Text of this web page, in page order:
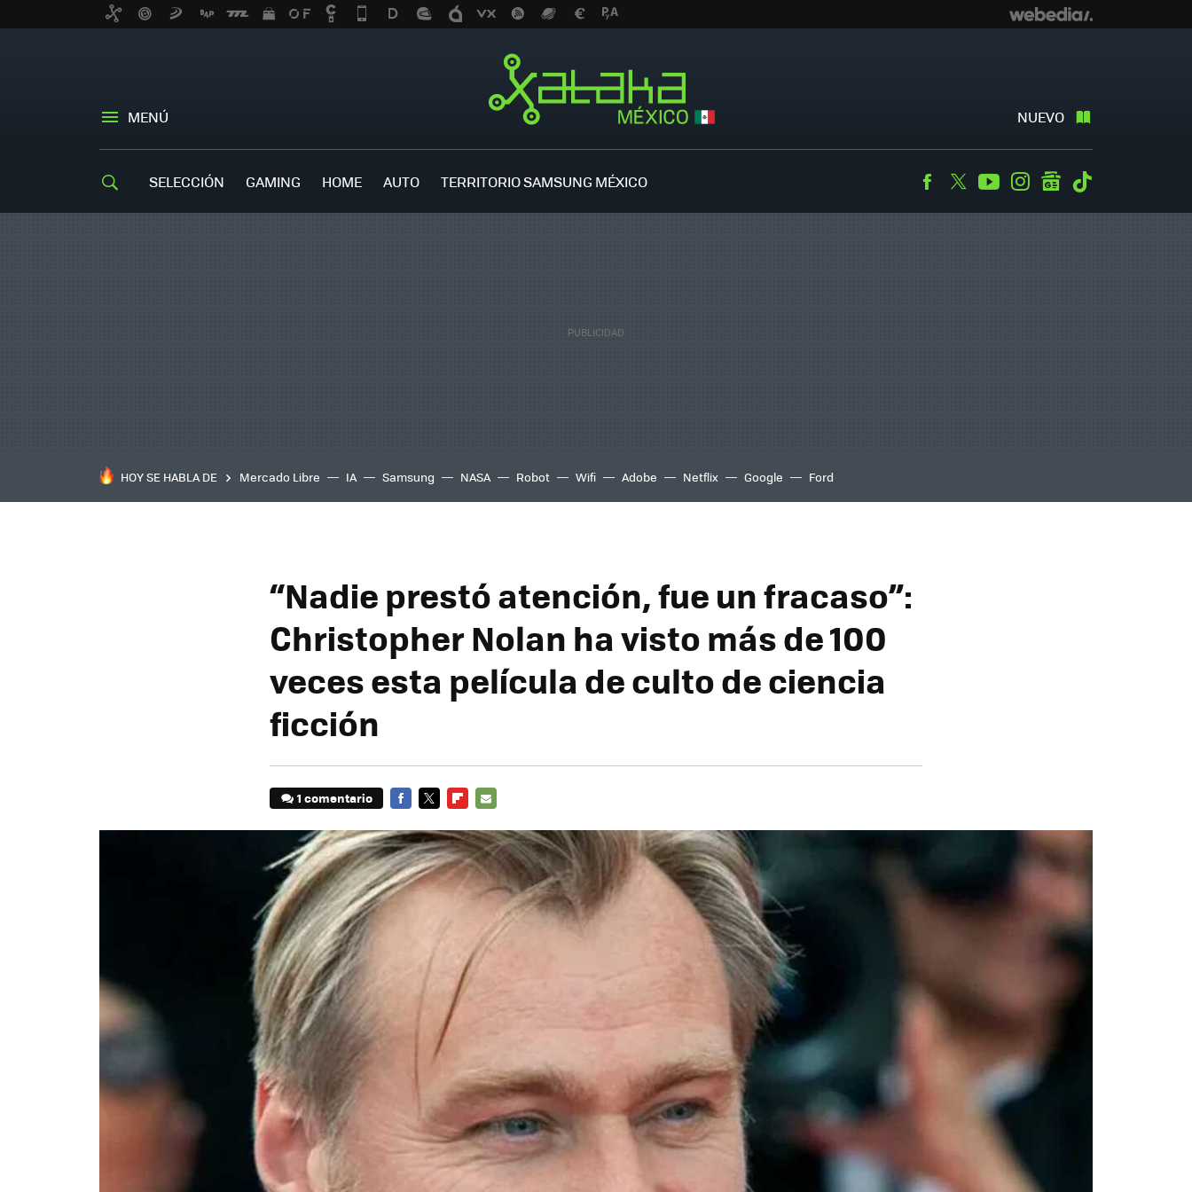
MENÚ NUEVO
SELECCIÓN GAMING HOME AUTO TERRITORIO SAMSUNG MÉXICO Facebook
TwitterYoutubeInstagramgooglenews
HOY SE HABLA DE Mercado Libre IA Samsung NASA Robot Wifi Adobe Netflix Google Ford
“Nadie prestó atención, fue un fracaso”:
Christopher Nolan ha visto más de 100
veces esta película de culto de ciencia
ficción
1 comentario
MAIL